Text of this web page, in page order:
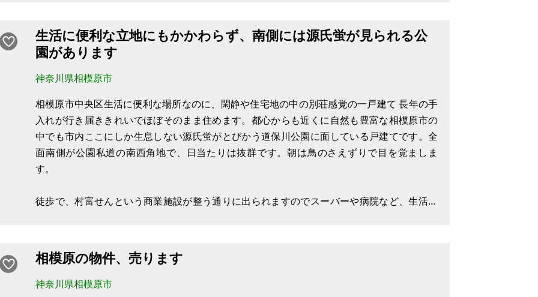
場所：神奈川県相模原市南区相武台
土地：
建物：18㎡ 地上3階建1階部分
構造：鉄筋コンクリート
管理費・修繕積立金：10,100円
生活に便利な立地にもかかわらず、南側には源氏蛍が見られる公
園があります
神奈川県相模原市
相模原市中央区生活に便利な場所なのに、閑静や住宅地の中の別荘感覚の一戸建て 長年の手
入れが行き届ききれいでほぼそのまま住めます。都心からも近くに自然も豊富な相模原市の
中でも市内ここにしか生息しない源氏蛍がとびかう道保川公園に面している戸建てです。全
面南側が公園私道の南西角地で、日当たりは抜群です。朝は鳥のさえずりで目を覚ましま
す。
徒歩で、村富せんという商業施設が整う通りに出られますのでスーバーや病院など、生活に
丘小学校 緑が
相模原の物件、売ります
神奈川県相模原市